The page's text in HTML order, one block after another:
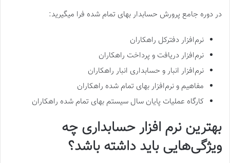
در دوره جامع پرورش حسابدار بهای تمام شده فرا میگیرید:
‌نرم‌افزا‌ر دفترکل راهکاران
نرم‌‌افزار‌ دریافت و پرداخت راهکاران
نرم‌افزار انبار و حسابداری انبار راهکاران
مفاهیم و نرم‌افزار بهای تمام شده راهکاران
کارگاه عملیات پایان سال سیستم بهای تمام شده راهکاران
بهترین نرم افزار حسابداری چه
ویژگی‌هایی باید داشته باشد؟